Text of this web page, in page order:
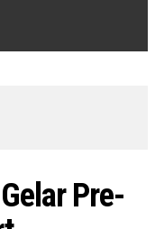
Pre-